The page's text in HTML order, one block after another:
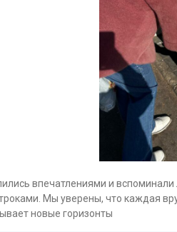
впечатлениями и
Мы уверены, что каждая
новые горизонты